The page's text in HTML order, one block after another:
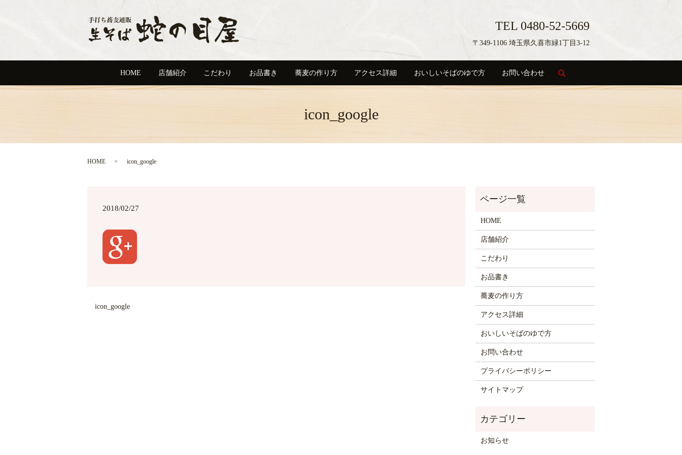
TEL 0480-52-5669
〒349-1106 埼玉県久喜市緑1丁目3-12
HOME 店舗紹介 こだわり お品書き 蕎麦の作り方 アクセス詳細 おいしいそばのゆで方 お問い合わせ
search
icon_google
HOME icon_google
2018/02/27
icon_google
HOME
店舗紹介
こだわり
お品書き
蕎麦の作り方
アクセス詳細
おいしいそばのゆで方
お問い合わせ
プライバシーポリシー
サイトマップ
お知らせ